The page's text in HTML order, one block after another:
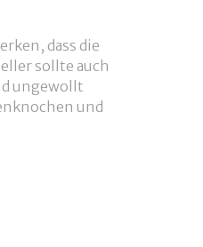
dass die
sollte auch
ungewollt
und